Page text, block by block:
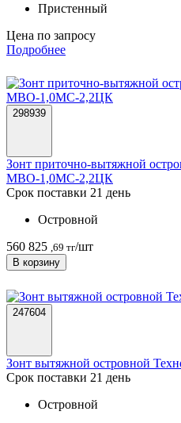
Пристенный
Цена по запросу
Подробнее
298939
Зонт приточно-вытяжной
МВО-1,0МС-2,2ЦК
Срок поставки 21 день
Островной
560 825 ,69 тг/шт
В корзину
247604
Зонт вытяжной островной
Срок поставки 21 день
Островной